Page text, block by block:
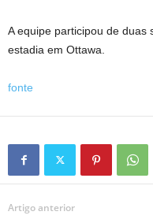
A equipe participou de duas
estadia em Ottawa.
fonte
Artigo anterior